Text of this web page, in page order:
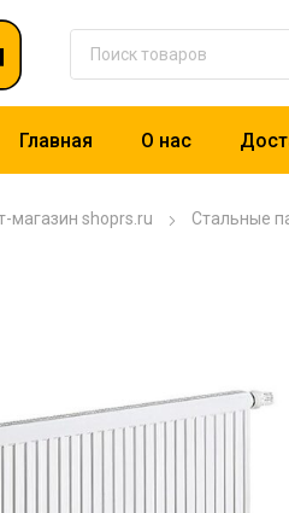
Главная О нас
магазин shoprs.ru Стальные